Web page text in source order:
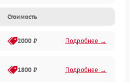
Стоимость
2000 ₽ Подробнее →
1800 ₽ Подробнее →